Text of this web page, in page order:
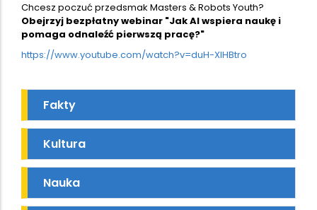
Chcesz poczuć przedsmak Masters & Robots Youth?
Obejrzyj bezpłatny webinar "Jak AI wspiera naukę i
pomaga odnaleźć pierwszą pracę?"
https://www.youtube.com/watch?v=duH-XIHBtro
Fakty
Kultura
Nauka